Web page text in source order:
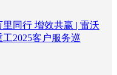
里同行 增效共赢 | 雷沃
工2025客户服务巡